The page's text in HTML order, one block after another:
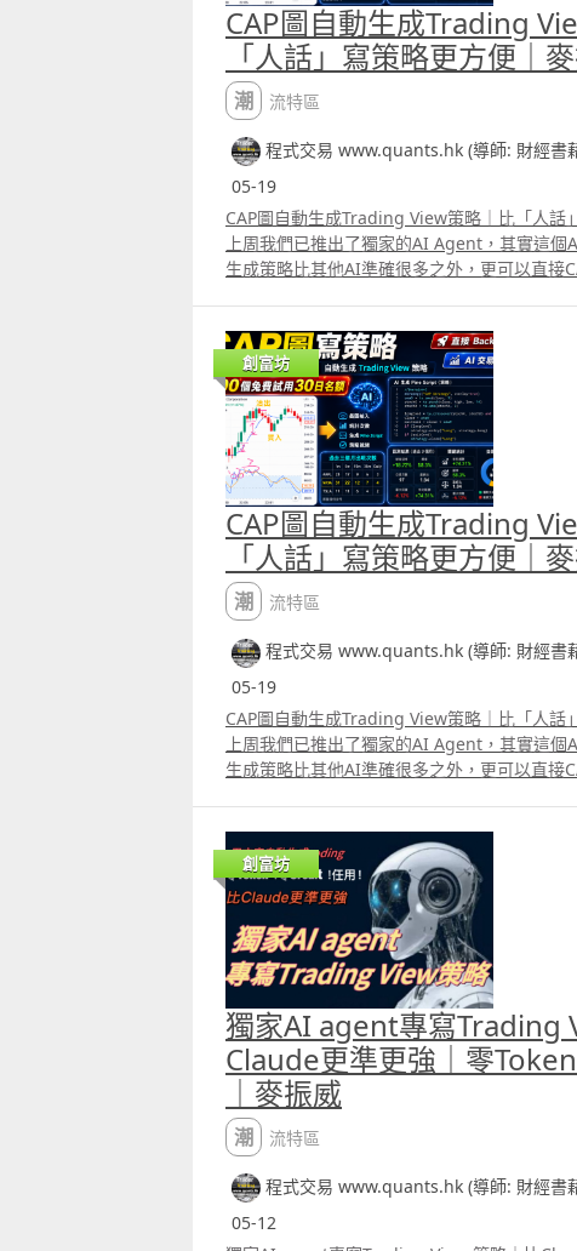
CAP圖自動生成Trading
「人話」寫策略更方便｜
潮流特區
程式交易 www.quants.hk (導師: 財經書
05-19
CAP圖自動生成Trading View策略｜比「人話
上周我們已推出了獨家的AI Agent，其實這個
生成策略比其他AI準確很多之外，更可以直接
今天會送出100個免費使用30日名額，使用期
要like這段片後再留言，並透過Whatsapp
們你的電郵，就能免費使用這個AI Agent。
創富坊
CAP圖自動生成Trading
「人話」寫策略更方便｜
潮流特區
程式交易 www.quants.hk (導師: 財經書
05-19
CAP圖自動生成Trading View策略｜比「人話
上周我們已推出了獨家的AI Agent，其實這個
生成策略比其他AI準確很多之外，更可以直接
今天會送出100個免費使用30日名額，使用期
要like這段片後再留言，並透過Whatsapp
們你的電郵，就能免費使用這個AI Agent。
創富坊
獨家AI agent專寫Trading
Claude更準更強｜零
｜麥振威
潮流特區
程式交易 www.quants.hk (導師: 財經書
05-12